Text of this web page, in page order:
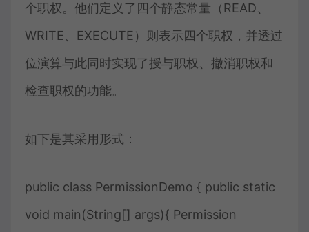
个职权。他们定义了四个静态常量（READ、
WRITE、EXECUTE）则表示四个职权，并透过
位演算与此同时实现了授与职权、撤消职权和
检查职权的功能。
如下是其采用形式：
public class PermissionDemo { public static
void main(String[] args){ Permission